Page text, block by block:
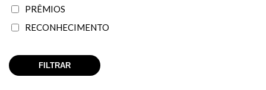
PRÊMIOS
RECONHECIMENTO